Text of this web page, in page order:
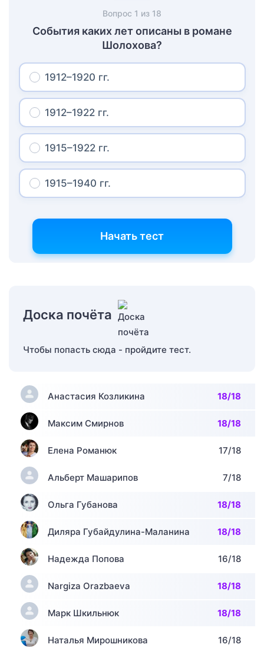
Вопрос 1 из 18
События каких лет описаны в романе
Шолохова?
1912–1920 гг.
1912–1922 гг.
1915–1922 гг.
1915–1940 гг.
Начать тест
Доска почёта
Чтобы попасть сюда - пройдите тест.
Анастасия Козликина 18/18
Максим Смирнов 18/18
Елена Романюк 17/18
Альберт Машарипов 7/18
Ольга Губанова 18/18
Диляра Губайдулина-Маланина 18/18
Надежда Попова 16/18
Nargiza Orazbaeva 18/18
Марк Шкильнюк 18/18
Наталья Мирошникова 16/18